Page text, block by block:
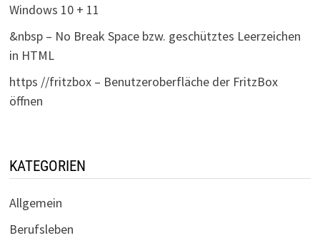
Windows 10 + 11
&nbsp – No Break Space bzw. geschütztes Leerzeichen
in HTML
https //fritzbox – Benutzeroberfläche der FritzBox
öffnen
KATEGORIEN
Allgemein
Berufsleben